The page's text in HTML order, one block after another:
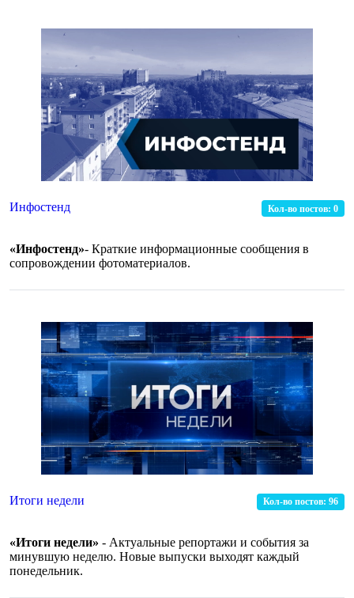
Инфостенд Кол-во постов: 0
«Инфостенд»- Краткие информационные сообщения в
сопровождении фотоматериалов.
Итоги недели Кол-во постов: 96
«Итоги недели» - Актуальные репортажи и события за
минувшую неделю. Новые выпуски выходят каждый
понедельник.